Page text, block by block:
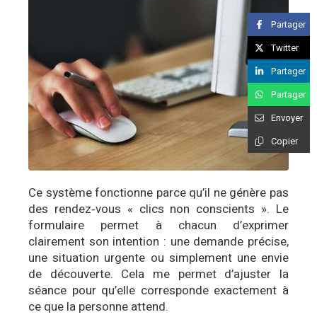
Ce système fonctionne parce qu’il ne génère pas
des rendez‑vous « clics non conscients ». Le
formulaire permet à chacun d’exprimer
clairement son intention : une demande précise,
une situation urgente ou simplement une envie
de découverte. Cela me permet d’ajuster la
séance pour qu’elle corresponde exactement à
ce que la personne attend.
Partager
Twitter
Partager
Partager
Envoyer
Copier